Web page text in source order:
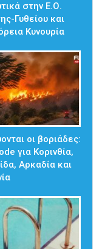
στην Ε.Ο.
Γυθείου και
Κυνουρία
οι βοριάδες:
για Κορινθία,
Αρκαδία και